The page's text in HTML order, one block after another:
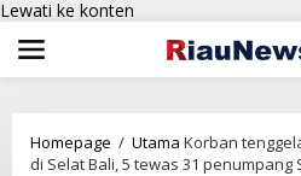
Lewati ke konten
Homepage / Utama Korban
di Selat Bali, 5 tewas 31 penumpang